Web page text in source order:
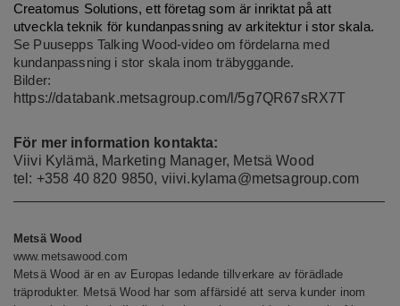
Creatomus Solutions, ett företag som är inriktat på att
utveckla teknik för kundanpassning av arkitektur i stor skala.
Se Puusepps Talking Wood-video omfördelarna med
kundanpassning i stor skala inom träbyggande.
Bilder:
https://databank.metsagroup.com/l/5g7QR67sRX7T
För mer information kontakta:
Viivi Kylämä, Marketing Manager, Metsä Wood
tel: +358 40 820 9850, viivi.kylama@metsagroup.com
Metsä Wood
www.metsawood.com
Metsä Wood är en av Europas ledande tillverkare av förädlade
träprodukter. Metsä Wood har som affärsidé att serva kunder inom